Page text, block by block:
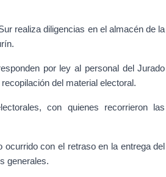
realiza diligencias en el almacén de la
por ley al personal del Jurado
del material electoral.
con quienes recorrieron las
con el retraso en la entrega del
generales.